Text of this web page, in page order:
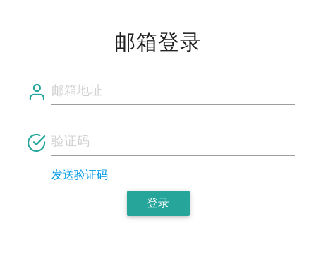
邮箱登录
发送验证码
登录